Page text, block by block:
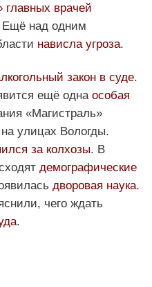
главных врачей
Ещё над одним
нависла угроза.
закон в суде.
ещё одна особая
«Магистраль»
на улицах Вологды.
за колхозы. В
демографические
дворовая наука.
чего ждать
.